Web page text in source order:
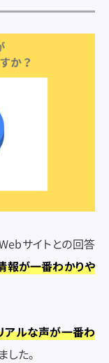
サイトとの回答
報が一番わかりや
アルな声が一番わ
した。